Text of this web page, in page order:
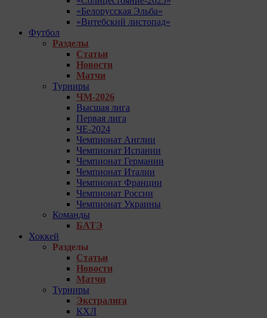
«Белорусская Эльба»
«Витебский листопад»
Футбол
Разделы
Статьи
Новости
Матчи
Турниры
ЧМ-2026
Высшая лига
Первая лига
ЧЕ-2024
Чемпионат Англии
Чемпионат Испании
Чемпионат Германии
Чемпионат Италии
Чемпионат Франции
Чемпионат России
Чемпионат Украины
Команды
БАТЭ
Хоккей
Разделы
Статьи
Новости
Матчи
Турниры
Экстралига
КХЛ